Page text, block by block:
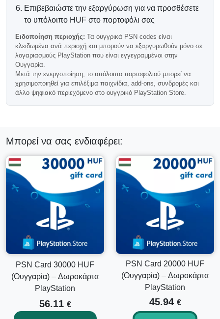
παραγγελίες επεξεργάζονται αυτόματα και μπορούν να
εξαργυρωθούν σύντομα μετά την ολοκλήρωση της αγοράς.
Συμβατότητα Λογαριασμού
Ουγγαρίας
Σημαντικό:
λογαριασμούς PlayStation που είναι καταχωρημένοι στην
Ουγγαρία.
Συχνές Ερωτήσεις
Μπορεί αυτή η κάρτα να χρησιμοποιηθεί για
premium εκδόσεις;
Ναι, τα διαθέσιμα κεφάλαια μπορούν να χρησιμοποιηθούν
για επιλέξιμες standard, deluxe, premium και πλήρεις
εκδόσεις.
Αυτή η κωδικός παραδίδεται μέσω email;
Ναι, αυτός είναι ένας ψηφιακός κωδικός πορτοφολιού
PlayStation που παραδίδεται ηλεκτρονικά.
Μπορώ να ξοδέψω αυτό το υπόλοιπο σε πολλές
Επιβεβαιώστε την εξαργύρωση για να προσθέσετε
το υπόλοιπο HUF στο πορτοφόλι σας
Ειδοποίηση περιοχής: Τα ουγγρικά PSN codes είναι
κλειδωμένα ανά περιοχή και μπορούν να εξαργυρωθούν μόνο σε
λογαριασμούς PlayStation που είναι εγγεγραμμένοι στην
Ουγγαρία.
Μετά την ενεργοποίηση, το υπόλοιπο πορτοφολιού μπορεί να
χρησιμοποιηθεί για επιλέξιμα παιχνίδια, add-ons, συνδρομές και
άλλο ψηφιακό περιεχόμενο στο ουγγρικό PlayStation Store.
Μπορεί να σας ενδιαφέρει:
PSN Card 30000 HUF
(Ουγγαρία) – Δωροκάρτα
PlayStation
56.11 €
PSN Card 20000 HUF
(Ουγγαρία) – Δωροκάρτα
PlayStation
45.94 €